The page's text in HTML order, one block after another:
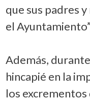
que sus padres
el
Además,
hincapié en la
los excrementos